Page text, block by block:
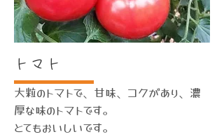
トマト
大粒のトマトで、甘味、コクがあり、濃
厚な味のトマトです。
​とてもおいしいです。